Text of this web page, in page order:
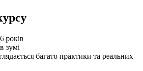
років
зумі
багато практики та реальних